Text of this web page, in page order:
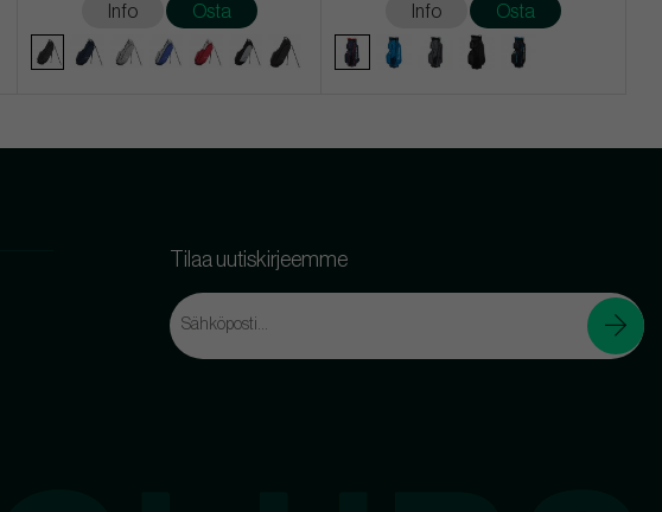
Info Osta Info Osta
Tilaa uutiskirjeemme